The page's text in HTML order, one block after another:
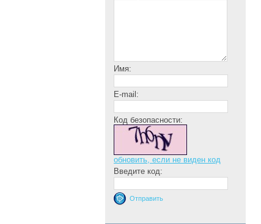
Имя:
E-mail:
Код безопасности:
обновить, если не виден код
Введите код: